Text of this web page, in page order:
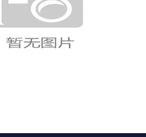
对加纳历史战绩盘点